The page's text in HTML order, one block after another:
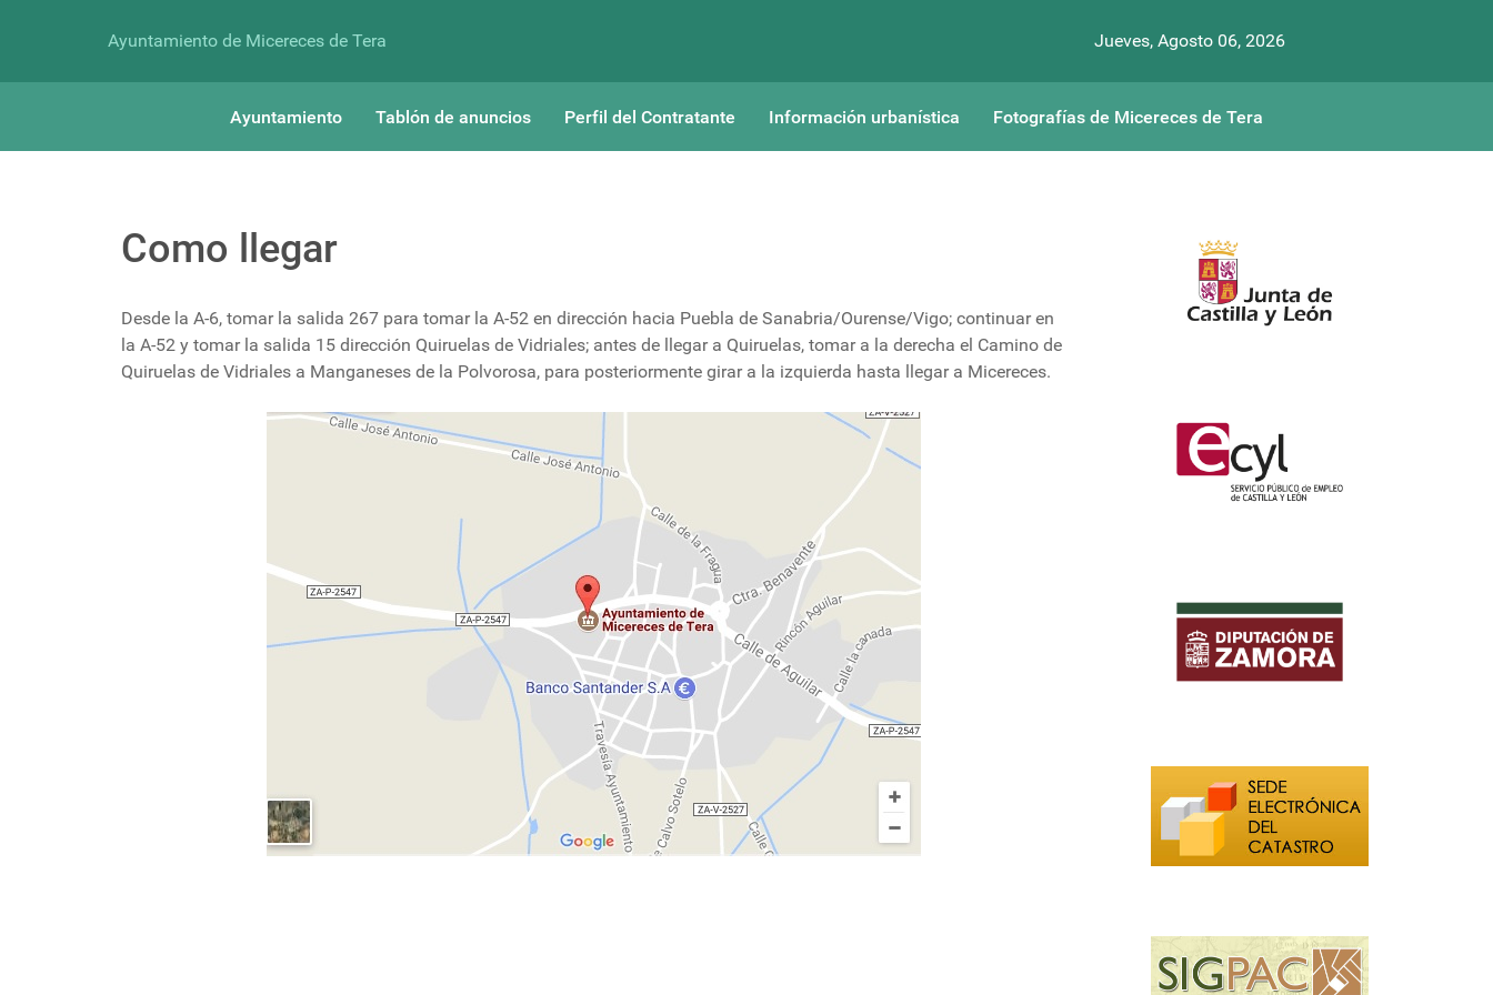
Ayuntamiento de Micereces de Tera Jueves, Agosto 06, 2026
Ayuntamiento Tablón de anuncios Perfil del Contratante Información urbanística Fotografías de Micereces de Tera
Como llegar
Desde la A-6, tomar la salida 267 para tomar la A-52 en dirección hacia Puebla de Sanabria/Ourense/Vigo; continuar en
la A-52 y tomar la salida 15 dirección Quiruelas de Vidriales; antes de llegar a Quiruelas, tomar a la derecha el Camino de
Quiruelas de Vidriales a Manganeses de la Polvorosa, para posteriormente girar a la izquierda hasta llegar a Micereces.